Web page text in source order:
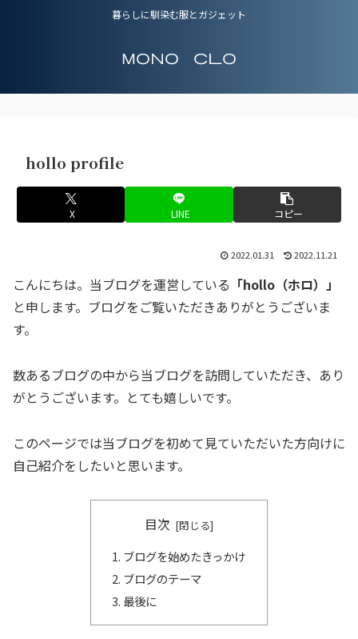
暮らしに馴染む服とガジェット
Mono Clo
hollo profile
X LINE コピー
2022.01.31 2022.11.21
こんにちは。当ブログを運営している 「hollo（ホロ）」
と申します。ブログをご覧いただきありがとうございま
す。
数あるブログの中から当ブログを訪問していただき、あり
がとうございます。とても嬉しいです。
このページでは当ブログを初めて見ていただいた方向けに
自己紹介をしたいと思います。
目次
ブログを始めたきっかけ
ブログのテーマ
最後に